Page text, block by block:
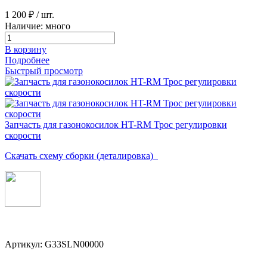
1 200 ₽ / шт.
Наличие: много
В корзину
Подробнее
Быстрый просмотр
Запчасть для газонокосилок HT-RM Трос регулировки
скорости
Скачать схему сборки (деталировка)
Артикул: G33SLN00000